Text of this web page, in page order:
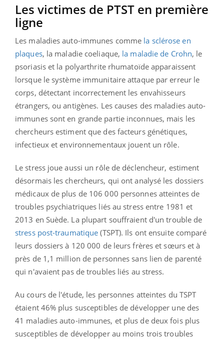
Les victimes de PTST en première
ligne
Les maladies auto-immunes comme la sclérose en
plaques, la maladie coeliaque, la maladie de Crohn, le
psoriasis et la polyarthrite rhumatoïde apparaissent
lorsque le système immunitaire attaque par erreur le
corps, détectant incorrectement les envahisseurs
étrangers, ou antigènes. Les causes des maladies auto-
immunes sont en grande partie inconnues, mais les
chercheurs estiment que des facteurs génétiques,
infectieux et environnementaux jouent un rôle.
Le stress joue aussi un rôle de déclencheur, estiment
désormais les chercheurs, qui ont analysé les dossiers
médicaux de plus de 106 000 personnes atteintes de
troubles psychiatriques liés au stress entre 1981 et
2013 en Suède. La plupart souffraient d'un trouble de
stress post-traumatique (TSPT). Ils ont ensuite comparé
leurs dossiers à 120 000 de leurs frères et sœurs et à
près de 1,1 million de personnes sans lien de parenté
qui n'avaient pas de troubles liés au stress.
Au cours de l'étude, les personnes atteintes du TSPT
étaient 46% plus susceptibles de développer une des
41 maladies auto-immunes, et plus de deux fois plus
susceptibles de développer au moins trois troubles